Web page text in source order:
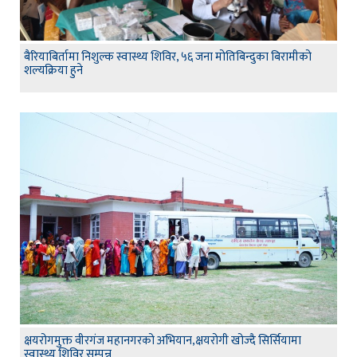
बैरियाबिर्तामा निशुल्क स्वास्थ्य शिविर, ५६ जना मोतिबिन्दुका बिरामीको
शल्यक्रिया हुने
क्षयरोगमुक्त वीरगंज महानगरको अभियान,क्षयरोगी खोज्दै सिर्सियामा